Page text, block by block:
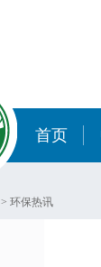
首页
> 环保热讯